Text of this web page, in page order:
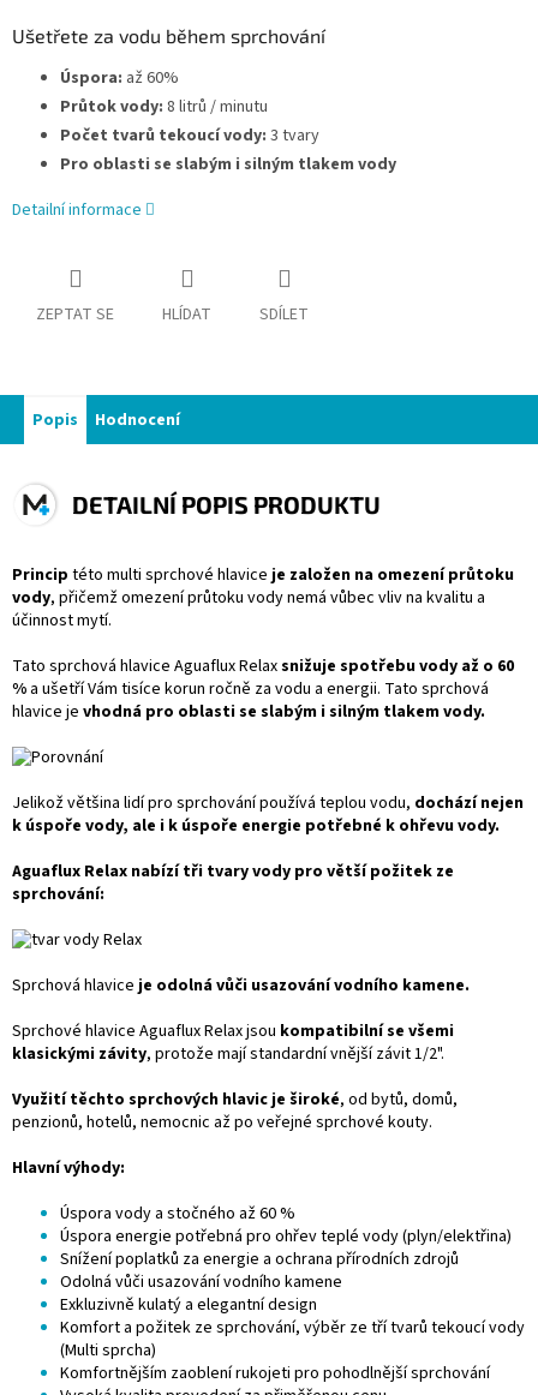
Ušetřete za vodu během sprchování
Úspora: až 60%
Průtok vody: 8 litrů / minutu
Počet tvarů tekoucí vody: 3 tvary
Pro oblasti se slabým i silným tlakem vody
Detailní informace
ZEPTAT SE HLÍDAT SDÍLET
Popis Hodnocení
DETAILNÍ POPIS PRODUKTU
Princip této multi sprchové hlavice je založen na omezení průtoku
vody, přičemž omezení průtoku vody nemá vůbec vliv na kvalitu a
účinnost mytí.
Tato sprchová hlavice Aguaflux Relaxsnižuje spotřebu vody až o 60
% a ušetří Vám tisíce korun ročně za vodu a energii. Tato sprchová
hlavice je vhodná pro oblasti se slabým i silným tlakem vody.
Jelikož většina lidí pro sprchování používá teplou vodu, dochází nejen
k úspoře vody, ale i k úspoře energie potřebné k ohřevu vody.
Aguaflux Relax nabízí tři tvary vody pro větší požitek ze
sprchování:
Sprchová hlavice je odolná vůči usazování vodního kamene.
Sprchové hlavice Aguaflux Relax jsou kompatibilní se všemi
klasickými závity, protože mají standardní vnější závit 1/2".
Využití těchto sprchových hlavic je široké, od bytů, domů,
penzionů, hotelů, nemocnic až po veřejné sprchové kouty.
Hlavní výhody:
Úspora vody a stočného až 60 %
Úspora energie potřebná pro ohřev teplé vody (plyn/elektřina)
Snížení poplatků za energie a ochrana přírodních zdrojů
Odolná vůči usazování vodního kamene
Exkluzivně kulatý a elegantní design
Komfort a požitek ze sprchování, výběr ze tří tvarů tekoucí vody
(Multi sprcha)
Komfortnějším zaoblení rukojeti pro pohodlnější sprchování